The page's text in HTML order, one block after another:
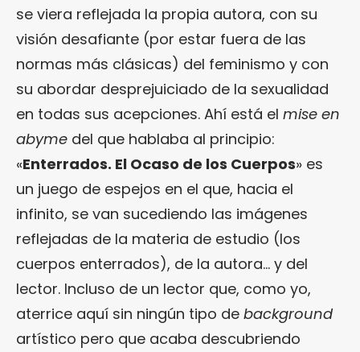
se viera reflejada la propia autora, con su
visión desafiante (por estar fuera de las
normas más clásicas) del feminismo y con
su abordar desprejuiciado de la sexualidad
en todas sus acepciones. Ahí está el mise en
abyme del que hablaba al principio:
«Enterrados. El Ocaso de los Cuerpos» es
un juego de espejos en el que, hacia el
infinito, se van sucediendo las imágenes
reflejadas de la materia de estudio (los
cuerpos enterrados), de la autora… y del
lector. Incluso de un lector que, como yo,
aterrice aquí sin ningún tipo de background
artístico pero que acaba descubriendo